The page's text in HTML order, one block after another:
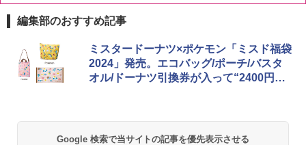
編集部のおすすめ記事
ミスタードーナツ×ポケモン「ミスド福袋
2024」発売。エコバッグ/ポーチ/バスタ
オル/ドーナツ引換券が入って“2400円
Google 検索で当サイトの記事を優先表示させる